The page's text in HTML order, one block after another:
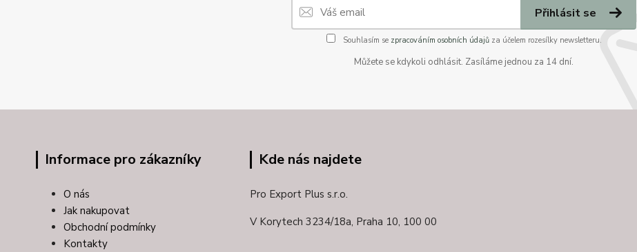
Přihlásit se
Souhlasím se zpracováním osobních údajůza účelem rozesílky newsletteru.
Můžete se kdykoli odhlásit. Zasíláme jednou za 14 dní.
Informace pro zákazníky
O nás
Jak nakupovat
Obchodní podmínky
Kontakty
Kde nás najdete
Pro Export Plus s.r.o.
V Korytech 3234/18a, Praha 10, 100 00